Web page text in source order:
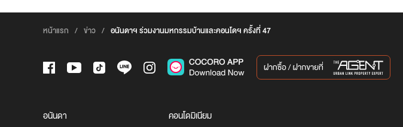
หน้าแรก / ข่าว / อนันดาฯ ร่วมงานมหกรรมบ้านและคอนโดฯ ครั้งที่ 47
อนันดา
คอนโดมิเนียม